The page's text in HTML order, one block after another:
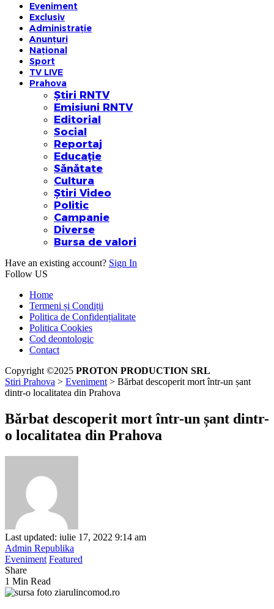
Eveniment
Exclusiv
Administrație
Anunțuri
Național
Sport
TV LIVE
Prahova
Știri RNTV
Emisiuni RNTV
Editorial
Social
Reportaj
Educație
Sănătate
Cultura
Știri Video
Politic
Campanie
Diverse
Bursa de valori
Have an existing account? Sign In
Follow US
Home
Termeni și Condiții
Politica de Confidențialitate
Politica Cookies
Cod deontologic
Contact
Copyright ©2025 PROTON PRODUCTION SRL
Stiri Prahova > Eveniment > Bărbat descoperit mort într-un șant
dintr-o localitatea din Prahova
Bărbat descoperit mort într-un șant dintr-
o localitatea din Prahova
Last updated: iulie 17, 2022 9:14 am
Admin Republika
Eveniment Featured
Share
1 Min Read